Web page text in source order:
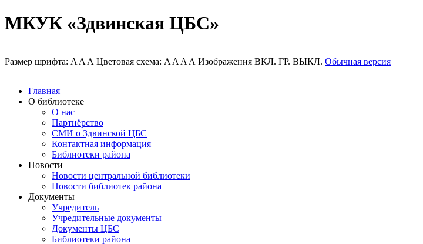
МКУК «Здвинская ЦБС»
Размер шрифта: A A A Цветовая схема: A A A A Изображения ВКЛ. ГР. ВЫКЛ. Обычная версия
Главная
О библиотеке
О нас
Партнёрство
СМИ о Здвинской ЦБС
Контактная информация
Библиотеки района
Новости
Новости центральной библиотеки
Новости библиотек района
Документы
Учредитель
Учредительные документы
Документы ЦБС
Библиотеки района